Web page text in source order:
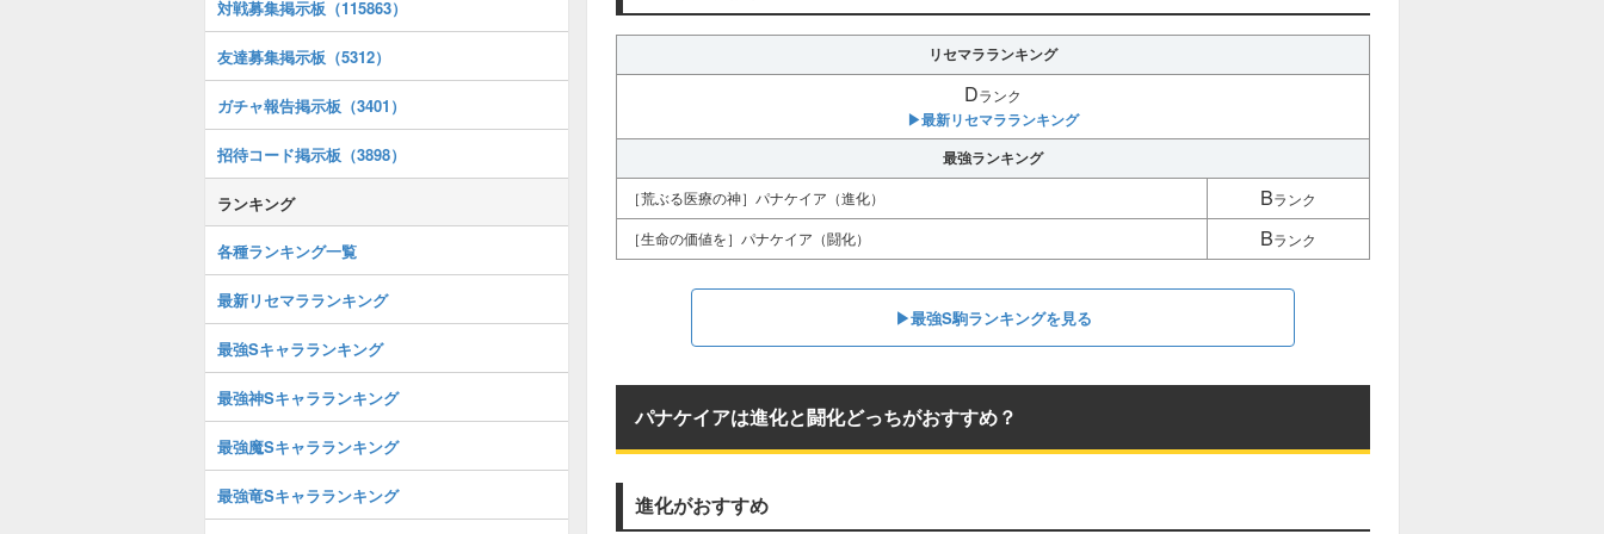
リセマラランキング
Dランク
▶︎最新リセマラランキング
最強ランキング
［荒ぶる医療の神］パナケイア（進化） Bランク
［生命の価値を］パナケイア（闘化） Bランク
▶︎最強S駒ランキングを見る
パナケイアは進化と闘化どっちがおすすめ？
進化がおすすめ
対戦募集掲示板（115863）
友達募集掲示板（5312）
ガチャ報告掲示板（3401）
招待コード掲示板（3898）
ランキング
各種ランキング一覧
最新リセマラランキング
最強Sキャラランキング
最強神Sキャラランキング
最強魔Sキャラランキング
最強竜Sキャラランキング